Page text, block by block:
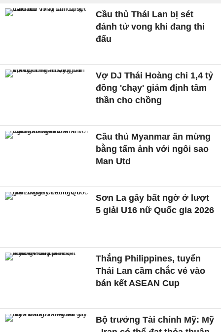
Cầu thủ Thái Lan bị sét
đánh tử vong khi đang thi
đấu
Vợ DJ Thái Hoàng chi 1,4 tỷ
đồng 'chạy' giám định tâm
thần cho chồng
Cầu thủ Myanmar ăn mừng
bằng tấm ảnh với ngôi sao
Man Utd
Sơn La gây bất ngờ ở lượt
5 giải U16 nữ Quốc gia 2026
Thắng Philippines, tuyển
Thái Lan cầm chắc vé vào
bán kết ASEAN Cup
Bộ trưởng Tài chính Mỹ: Mỹ